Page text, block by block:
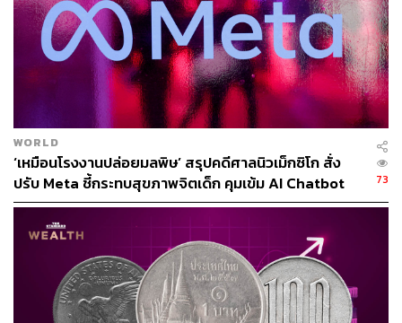
ในยุคของอิชิอิ ทีมชาติไทยมีสถิติ ชนะ 16 จาก 30 นัด หรือ
คิดเป็น อัตราชนะ 53% ก่อนถูกปลดกลางทาง ทั้งที่ผลงานใน
สนามยังดูมีทิศทางที่ดี
ขณะเดียวกัน หากมองไปที่ แอนโธนี ฮัตสัน ซึ่งมี
ประสบการณ์คุมทีมชาติ 3 ชาติ บาห์เรน, นิวซีแลนด์ และ
สหรัฐอเมริกา ตัวเลขทั้งหมด ยังไม่เคยแตะ 50% เลยด้วยซ้ำ
แต่เมื่อถูกถามถึงเรื่องนี้ ฮัตสันตอบอย่างใจเย็นและมีมุมมองที่
น่าสนใจว่า “เรื่องอัตราชนะจะมองว่าถูกหรือผิดคงไม่ได้
เพราะแต่ละโค้ชมีแนวทางและปรัชญาแตกต่างกัน บางคน
อาจเลือกอุ่นเครื่องกับทีมที่อันดับโลกต่ำกว่า เพื่อเพิ่มโอกาส
ชนะ ส่วนบางคนเลือกเจอกับทีมที่แข็งแกร่งกว่า เพื่อให้นัก
เตะได้เรียนรู้จากเกมนั้นๆ”
WORLD
‘เหมือนโรงงานปล่อยมลพิษ’ สรุปคดีศาลนิวเม็กซิโก สั่ง
ปรับ Meta ชี้กระทบสุขภาพจิตเด็ก คุมเข้ม AI Chatbot
73